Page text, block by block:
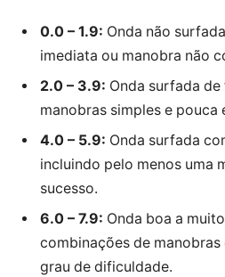
0.0 – 1.9: Onda não
imediata ou manobra não
2.0 – 3.9: Onda surfada
manobras simples e pouca
4.0 – 5.9: Onda surfada
incluindo pelo menos uma
sucesso.
6.0 – 7.9: Onda boa a
combinações de
grau de dificuldade.